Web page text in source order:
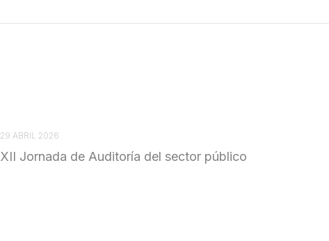
29 ABRIL 2026
XII Jornada de Auditoría del sector público